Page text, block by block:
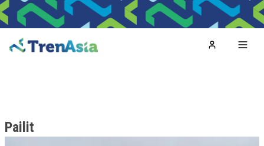
Home
Pailit